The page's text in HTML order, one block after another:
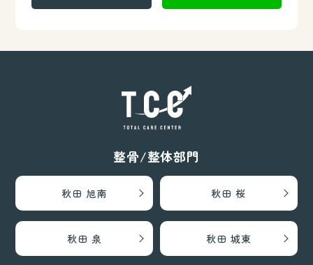
整骨/整体部門
秋田 旭南 秋田 桜
秋田 泉 秋田 城東